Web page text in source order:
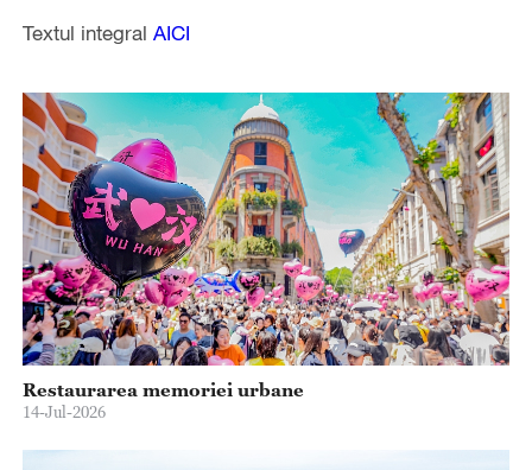
Textul integral AICI
Restaurarea memoriei urbane
14-Jul-2026